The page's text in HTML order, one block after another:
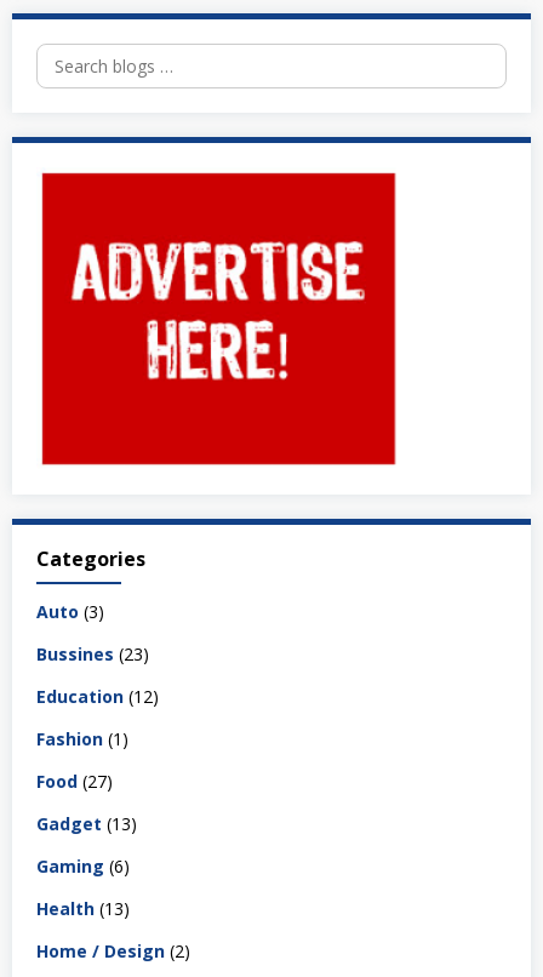
Search
for:
Categories
Auto (3)
Bussines (23)
Education (12)
Fashion (1)
Food (27)
Gadget (13)
Gaming (6)
Health (13)
Home / Design (2)